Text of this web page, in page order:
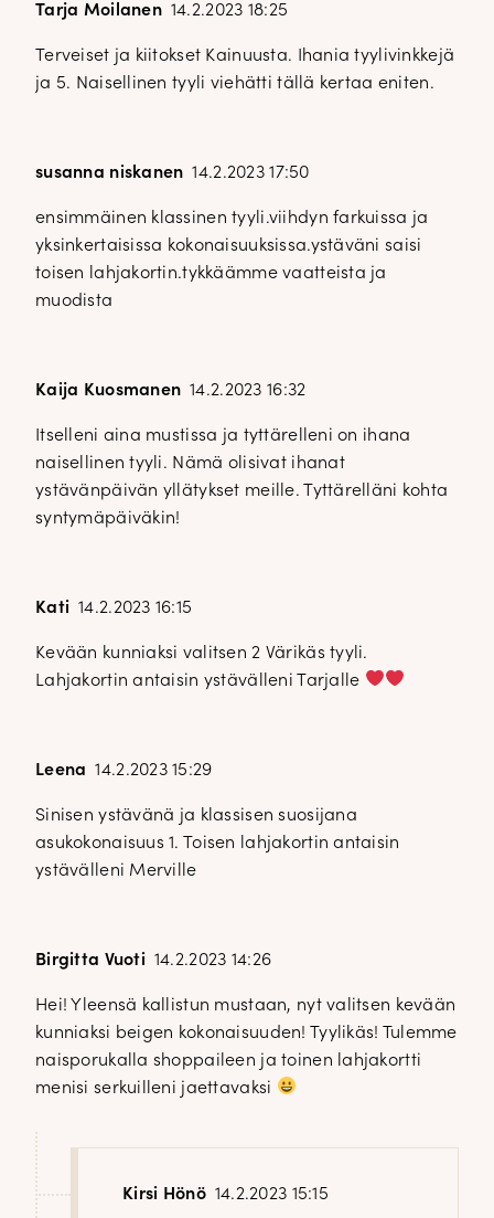
Tarja Moilanen 14.2.2023 18:25
Terveiset ja kiitokset Kainuusta. Ihania tyylivinkkejä
ja 5. Naisellinen tyyli viehätti tällä kertaa eniten.
susanna niskanen 14.2.2023 17:50
ensimmäinen klassinen tyyli.viihdyn farkuissa ja
yksinkertaisissa kokonaisuuksissa.ystäväni saisi
toisen lahjakortin.tykkäämme vaatteista ja
muodista
Kaija Kuosmanen 14.2.2023 16:32
Itselleni aina mustissa ja tyttärelleni on ihana
naisellinen tyyli. Nämä olisivat ihanat
ystävänpäivän yllätykset meille. Tyttärelläni kohta
syntymäpäiväkin!
Kati 14.2.2023 16:15
Kevään kunniaksi valitsen 2 Värikäs tyyli.
Lahjakortin antaisin ystävälleni Tarjalle
Leena 14.2.2023 15:29
Sinisen ystävänä ja klassisen suosijana
asukokonaisuus 1. Toisen lahjakortin antaisin
ystävälleni Merville
Birgitta Vuoti 14.2.2023 14:26
Hei! Yleensä kallistun mustaan, nyt valitsen kevään
kunniaksi beigen kokonaisuuden! Tyylikäs! Tulemme
naisporukalla shoppaileen ja toinen lahjakortti
menisi serkuilleni jaettavaksi
Kirsi Hönö 14.2.2023 15:15